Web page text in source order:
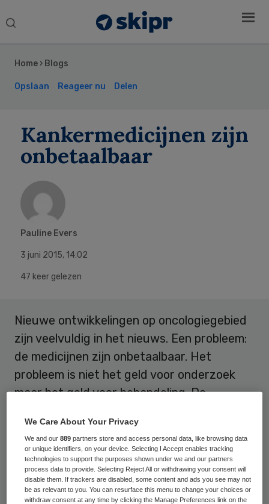
Search
Home › Blogs
Opslaan Reageer nu Delen
Kankermedicijnen zijn
onbetaalbaar
Pauline Evers
3 juni 2015, 14:02
47 keer gelezen
Nieuwe ontwikkelingen op oncologiegebied
zijn veelvuldig in het nieuws. Een probleem:
de medicijnen zijn onbetaalbaar. Het
probleem is niet het geld voor onderzoek
maar het geld voor behandeling. De
In dedocumentaire ‘Schaken met de dood’
gaat het om nog experimentele therapie.
Nieuwe therapieën voor melanoom en
longkanker kregen vorige week een positief
Sidebar
We Care About Your Privacy
We and our889 partners store and access personal data, like browsing data
or unique identifiers, on your device. Selecting I Accept enables tracking
technologies to support the purposes shown under we and our partners
process data to provide. Selecting Reject All or withdrawing your consent will
disable them. If trackers are disabled, some content and ads you see may not
be as relevant to you. You can resurface this menu to change your choices or
withdraw consent at any time by clicking the Manage Preferences link on the